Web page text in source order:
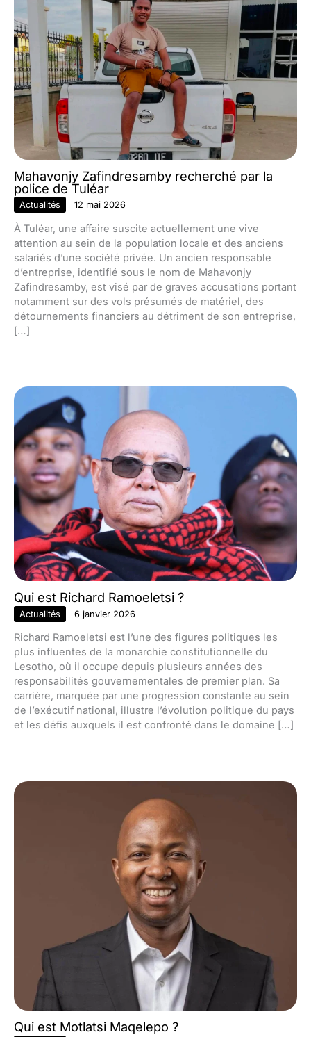
Mahavonjy Zafindresamby recherché par la
police de Tuléar
Actualités 12 mai 2026
À Tuléar, une affaire suscite actuellement une vive
attention au sein de la population locale et des anciens
salariés d’une société privée. Un ancien responsable
d’entreprise, identifié sous le nom de Mahavonjy
Zafindresamby, est visé par de graves accusations portant
notamment sur des vols présumés de matériel, des
détournements financiers au détriment de son entreprise,
[…]
Qui est Richard Ramoeletsi ?
Actualités 6 janvier 2026
Richard Ramoeletsi est l’une des figures politiques les
plus influentes de la monarchie constitutionnelle du
Lesotho, où il occupe depuis plusieurs années des
responsabilités gouvernementales de premier plan. Sa
carrière, marquée par une progression constante au sein
de l’exécutif national, illustre l’évolution politique du pays
et les défis auxquels il est confronté dans le domaine […]
Qui est Motlatsi Maqelepo ?